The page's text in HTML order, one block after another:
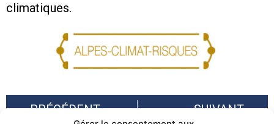
climatiques.
PRÉCÉDENT SUIVANT